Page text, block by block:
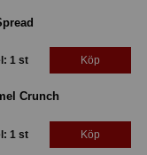
1 st Köp
Crunch
1 st Köp